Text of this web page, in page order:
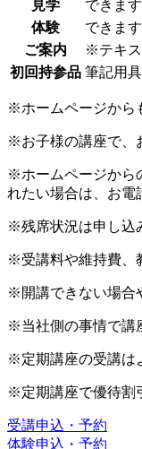
見学
できます
体験
できます
ご案内
※テキス
初回持参品 筆記用具
※ホームページから
※お子様の講座で、
※ホームページから
れたい場合は、お電
※残席状況は申し込
※受講料や維持費、
※開講できない場合
※当社側の事情で講
※定期講座の受講は
※定期講座で優待割
受講申込・予約
体験申込・予約